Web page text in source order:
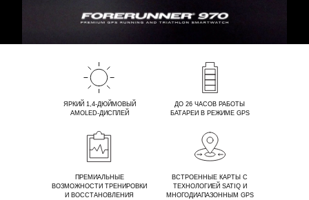
ЯРКИЙ 1,4-ДЮЙМОВЫЙ
AMOLED-ДИСПЛЕЙ
ДО 26 ЧАСОВ РАБОТЫ
БАТАРЕИ В РЕЖИМЕ GPS
ПРЕМИАЛЬНЫЕ
ВОЗМОЖНОСТИ ТРЕНИРОВКИ
И ВОССТАНОВЛЕНИЯ
ВСТРОЕННЫЕ КАРТЫ С
ТЕХНОЛОГИЕЙ SATIQ И
МНОГОДИАПАЗОННЫМ GPS